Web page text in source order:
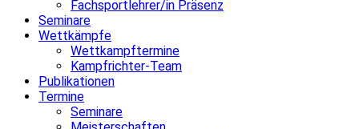
Fachsportlehrer/in Präsenz
Seminare
Wettkämpfe
Wettkampftermine
Kampfrichter-Team
Publikationen
Termine
Seminare